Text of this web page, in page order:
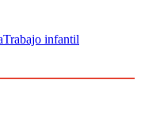
Trabajo infantil